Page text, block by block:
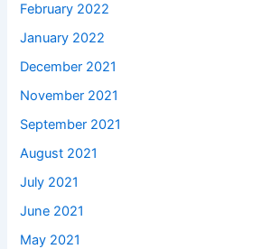
February 2022
January 2022
December 2021
November 2021
September 2021
August 2021
July 2021
June 2021
May 2021